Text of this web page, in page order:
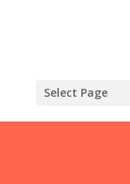
Select Page